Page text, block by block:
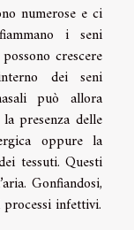
numerose e ci
i seni
crescere
dei seni
può allora
presenza delle
oppure la
tessuti. Questi
Gonfiandosi,
infettivi.